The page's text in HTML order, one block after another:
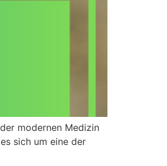
modernen Medizin
sich um eine der